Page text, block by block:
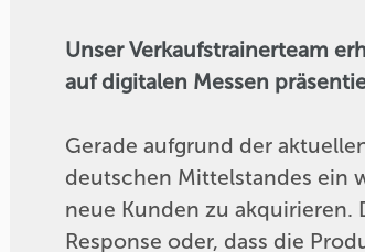
Unser Verkaufstrainerteam
auf digitalen Messen
Gerade aufgrund der
deutschen Mittelstandes ein
neue Kunden zu
Response oder, dass die